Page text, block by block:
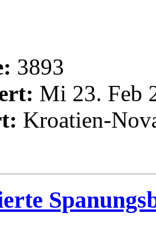
3893
Mi 23. Feb
Kroatien-